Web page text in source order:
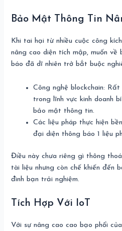
Bảo Mật Thông Tin
Khi tai hại từ nhiều cuộc công
nâng cao diện tích mập, muốn
báo đã dĩ nhiên trở bắt buộc
Công nghệ blockchain:
trong lĩnh vực kinh doanh
bảo mật thông tin.
Các liệu pháp thực hiện
đại diện thông báo 1 liệu
Điều này chưa riêng gì thông
tài liệu nhưng còn chế khiến đến
đình bạn trải nghiệm.
Tích Hợp Với IoT
Với sự nâng cao cao bạo phổi